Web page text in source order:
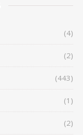
(4)
(2)
(443)
(1)
(2)